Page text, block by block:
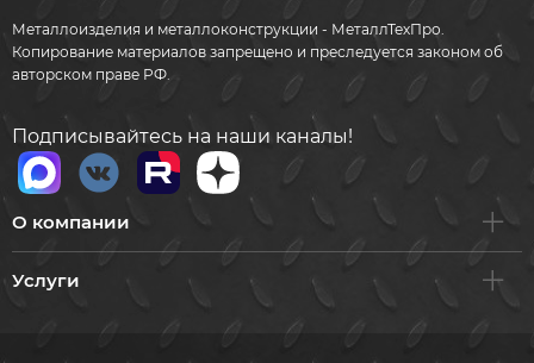
Металлоизделия и металлоконструкции - МеталлТехПро.
Копирование материалов запрещено и преследуется законом об
авторском праве РФ.
Подписывайтесь на наши каналы!
О компании
Услуги